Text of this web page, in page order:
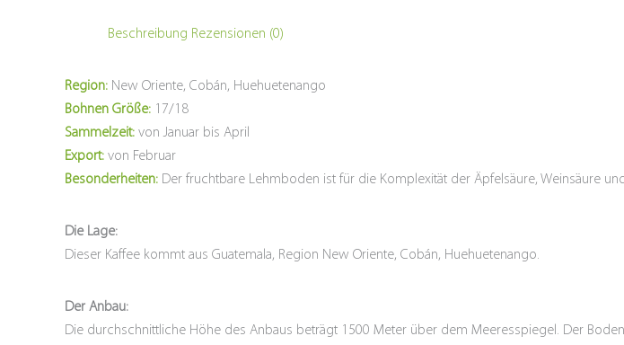
Beschreibung Rezensionen (0)
Region: New Oriente, Cobán, Huehuetenango
Bohnen Größe: 17/18
Sammelzeit: von Januar bis April
Export: von Februar
Besonderheiten: Der fruchtbare Lehmboden ist für die Komplexität der Äpfelsäure, Weinsäure
Die Lage:
Dieser Kaffee kommt aus Guatemala, Region New Oriente, Cobán, Huehuetenango.
Der Anbau:
Die durchschnittliche Höhe des Anbaus beträgt 1500 Meter über dem Meeresspiegel. Der